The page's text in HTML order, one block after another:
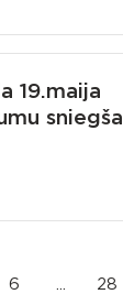
19.maija